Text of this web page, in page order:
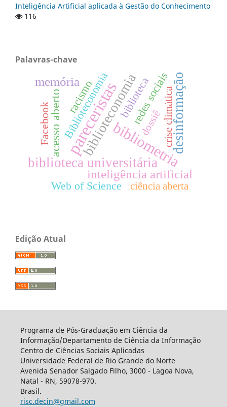
Inteligência Artificial aplicada à Gestão do Conhecimento
116
Palavras-chave
pareceristasbibliometria
desinformação
biblioteca universitária
biblioteconomia
acesso aberto
inteligência artificial
memóriaBiblioteconomia
Facebook
racismo biblioteca
Web of Science
redes sociais
dossiêcrise climática
ciência aberta
Edição Atual
Programa de Pós-Graduação em Ciência da
Informação/Departamento de Ciência da Informação
Centro de Ciências Sociais Aplicadas
Universidade Federal de Rio Grande do Norte
Avenida Senador Salgado Filho, 3000 - Lagoa Nova,
Natal - RN, 59078-970.
Brasil.
risc.decin@gmail.com